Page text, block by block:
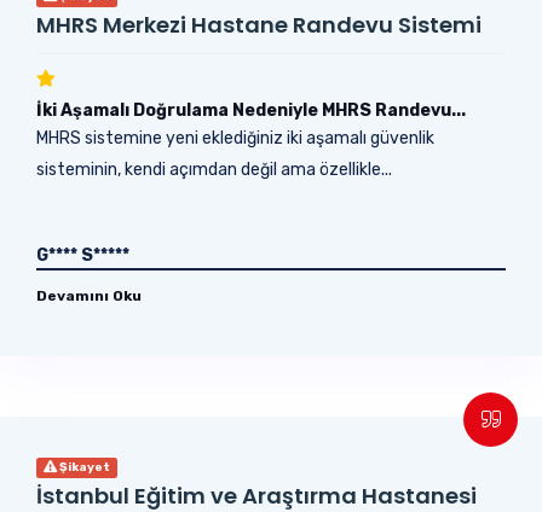
MHRS Merkezi Hastane Randevu Sistemi
İki Aşamalı Doğrulama Nedeniyle MHRS Randevu...
MHRS sistemine yeni eklediğiniz iki aşamalı güvenlik
sisteminin, kendi açımdan değil ama özellikle...
G**** S*****
Devamını Oku
Şikayet
İstanbul Eğitim ve Araştırma Hastanesi